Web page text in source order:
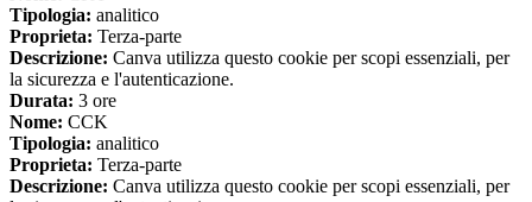
Tipologia: analitico
Proprieta: Terza-parte
Descrizione: Canva utilizza questo cookie per scopi essenziali, per
la sicurezza e l'autenticazione.
Durata: 3 ore
Nome: CCK
Tipologia: analitico
Proprieta: Terza-parte
Descrizione: Canva utilizza questo cookie per scopi essenziali, per